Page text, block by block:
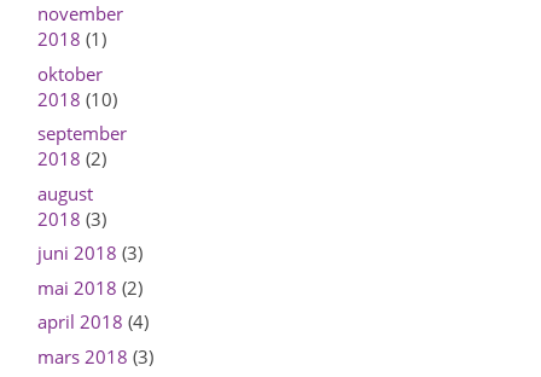
november
2018 (1)
oktober
2018 (10)
september
2018 (2)
august
2018 (3)
juni 2018 (3)
mai 2018 (2)
april 2018 (4)
mars 2018 (3)